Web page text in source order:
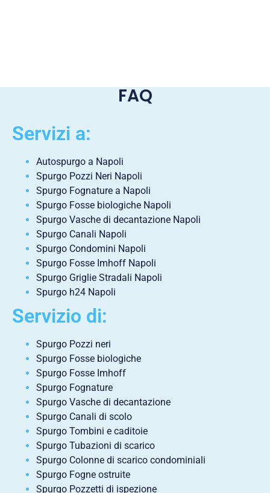
FAQ
Servizi a:
Autospurgo a Napoli
Spurgo Pozzi Neri Napoli
Spurgo Fognature a Napoli
Spurgo Fosse biologiche Napoli
Spurgo Vasche di decantazione Napoli
Spurgo Canali Napoli
Spurgo Condomini Napoli
Spurgo Fosse Imhoff Napoli
Spurgo Griglie Stradali Napoli
Spurgo h24 Napoli
Servizio di:
Spurgo Pozzi neri
Spurgo Fosse biologiche
Spurgo Fosse Imhoff
Spurgo Fognature
Spurgo Vasche di decantazione
Spurgo Canali di scolo
Spurgo Tombini e caditoie
Spurgo Tubazioni di scarico
Spurgo Colonne di scarico condominiali
Spurgo Fogne ostruite
Spurgo Pozzetti di ispezione